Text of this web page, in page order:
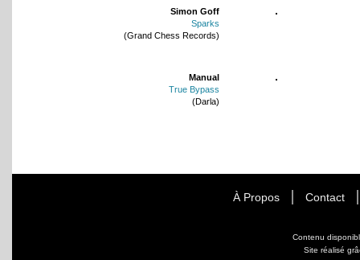
Simon Goff
Sparks
(Grand Chess Records)
Manual
True Bypass
(Darla)
À Propos Contact
Contenu
Site réalisé